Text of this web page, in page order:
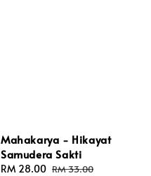
Mahakarya - Hikayat
Samudera Sakti
Sale
RM 28.00 Regular
RM 33.00